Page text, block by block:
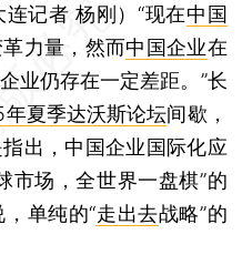
连记者 杨刚）“现在中国
力量，然而中国企业在
业仍存在一定差距。”长
年夏季达沃斯论坛间歇，
出，中国企业国际化应
市场，全世界一盘棋”的
单纯的“走出去战略”的